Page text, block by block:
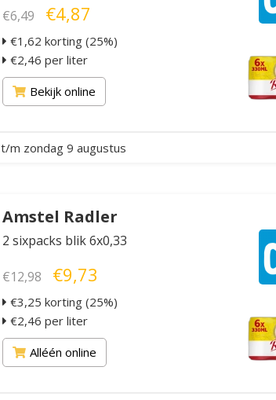
€6,49 €4,87
€1,62 korting (25%)
€2,46 per liter
Bekijk online
t/m zondag 9 augustus
Amstel Radler
2 sixpacks blik 6x0,33
€12,98 €9,73
€3,25 korting (25%)
€2,46 per liter
Alléén online